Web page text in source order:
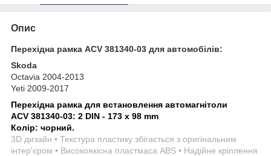
Опис
Перехідна рамка ACV 381340-03 для автомобілів:
Skoda
Octavia 2004-2013
Yeti 2009-2017
Перехідна рамка для встановлення автомагнітоли
ACV 381340-03: 2 DIN - 173 x 98 mm
Колір: чорний.
3D дизайн • Текстура пластику збігається з оригінальним
інтер'єром • Високоякісна пластмаса ABS • Надійне кріплення